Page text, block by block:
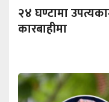
२४ घण्टामा
कारबाहीमा